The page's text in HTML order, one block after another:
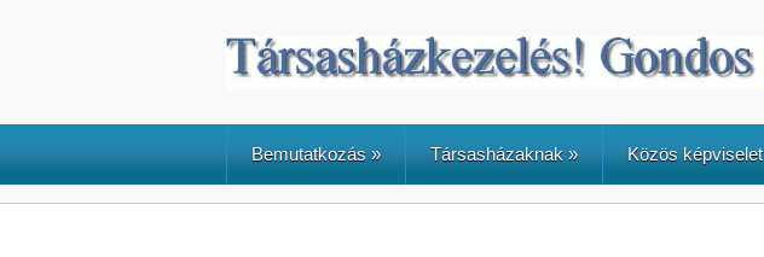
Bemutatkozás» Társasházaknak» Közös képviselet